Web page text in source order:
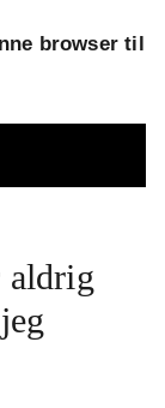
browser til
aldrig